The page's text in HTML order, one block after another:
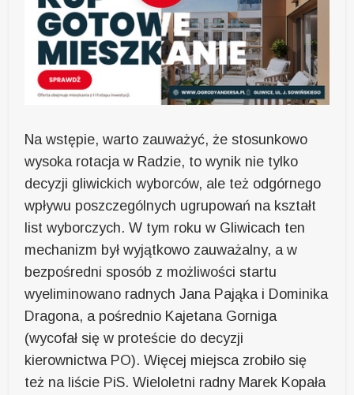
Na wstępie, warto zauważyć, że stosunkowo
wysoka rotacja w Radzie, to wynik nie tylko
decyzji gliwickich wyborców, ale też odgórnego
wpływu poszczególnych ugrupowań na kształt
list wyborczych. W tym roku w Gliwicach ten
mechanizm był wyjątkowo zauważalny, a w
bezpośredni sposób z możliwości startu
wyeliminowano radnych Jana Pająka i Dominika
Dragona, a pośrednio Kajetana Gorniga
(wycofał się w proteście do decyzji
kierownictwa PO). Więcej miejsca zrobiło się
też na liście PiS. Wieloletni radny Marek Kopała